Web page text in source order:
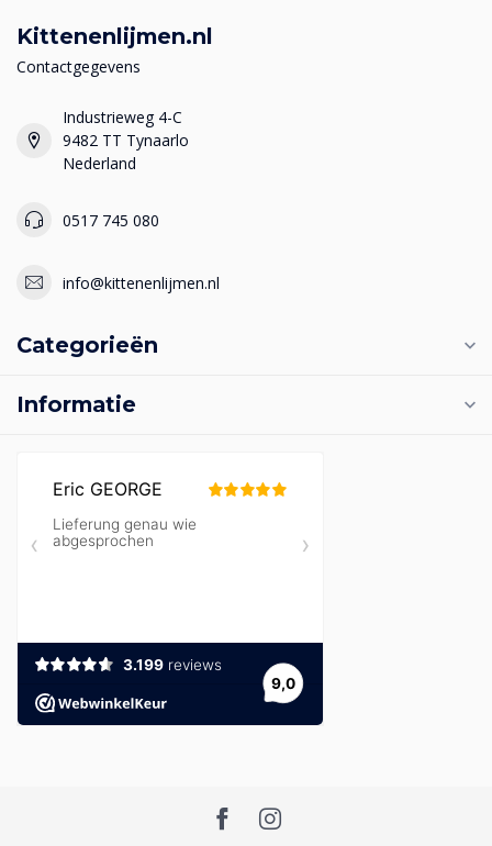
Kittenenlijmen.nl
Contactgegevens
Industrieweg 4-C
9482 TT Tynaarlo
Nederland
0517 745 080
info@kittenenlijmen.nl
Categorieën
Informatie